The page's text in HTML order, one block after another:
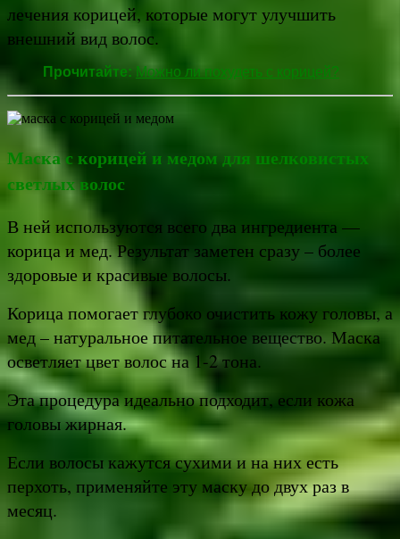
лечения корицей, которые могут улучшить
внешний вид волос.
Прочитайте: Можно ли похудеть с корицей?
Маска с корицей и медом для шелковистых
светлых волос
В ней используются всего два ингредиента —
корица и мед. Результат заметен сразу – более
здоровые и красивые волосы.
Корица помогает глубоко очистить кожу головы, а
мед – натуральное питательное вещество. Маска
осветляет цвет волос на 1-2 тона.
Эта процедура идеально подходит, если кожа
головы жирная.
Если волосы кажутся сухими и на них есть
перхоть, применяйте эту маску до двух раз в
месяц.